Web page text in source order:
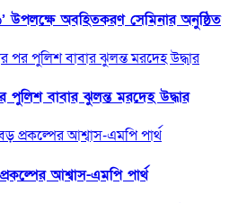
উপলক্ষে অবহিতকরণ সেমিনার অনুষ্ঠিত
পুলিশ বাবার ঝুলন্ত মরদেহ উদ্ধার
আশ্বাস-এমপি পার্থ